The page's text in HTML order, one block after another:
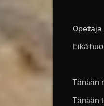
Opettaja
Eikä
Tänään
Tänään